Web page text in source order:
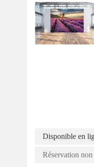
Disponible en
Réservation